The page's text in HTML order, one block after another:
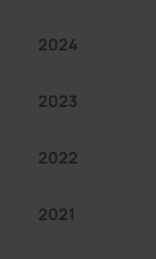
2024
2023
2022
2021